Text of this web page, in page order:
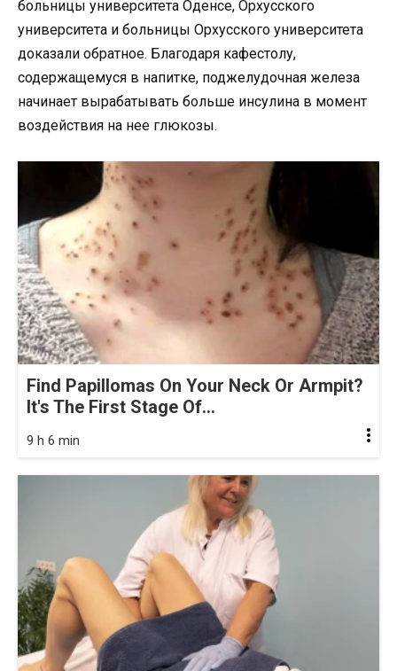
больницы университета Оденсе, Орхусского
университета и больницы Орхусского университета
доказали обратное. Благодаря кафестолу,
содержащемуся в напитке, поджелудочная железа
начинает вырабатывать больше инсулина в момент
воздействия на нее глюкозы.
Find Papillomas On Your Neck Or Armpit?
It's The First Stage Of...
9 h 6 min